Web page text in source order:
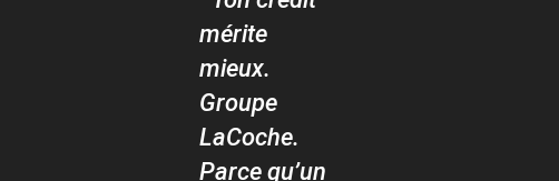
mérite
mieux.
Groupe
LaCoche.
Parce qu’un